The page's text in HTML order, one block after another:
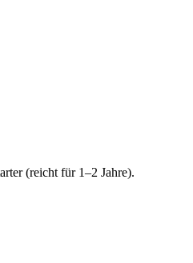
(reicht für 1–2 Jahre).